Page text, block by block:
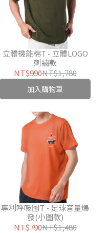
立體機能棉T - 立體LOGO
刺繡款
NT$990NT$1,780
加入購物車
專利呼吸圖T - 足球音量爆
發(小圖款)
NT$790NT$1,480